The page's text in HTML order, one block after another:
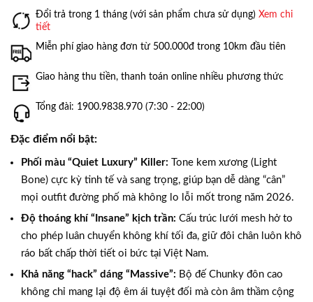
Đổi trả trong 1 tháng (với sản phẩm chưa sử dụng) Xem chi
tiết
Miễn phí giao hàng đơn từ 500.000đ trong 10km đầu tiên
Giao hàng thu tiền, thanh toán online nhiều phương thức
Tổng đài: 1900.9838.970 (7:30 - 22:00)
Đặc điểm nổi bật:
Phối màu “Quiet Luxury” Killer: Tone kem xương (Light
Bone) cực kỳ tinh tế và sang trọng, giúp bạn dễ dàng “cân”
mọi outfit đường phố mà không lo lỗi mốt trong năm 2026.
Độ thoáng khí “Insane” kịch trần: Cấu trúc lưới mesh hở to
cho phép luân chuyển không khí tối đa, giữ đôi chân luôn khô
ráo bất chấp thời tiết oi bức tại Việt Nam.
Khả năng “hack” dáng “Massive”: Bộ đế Chunky đôn cao
không chỉ mang lại độ êm ái tuyệt đối mà còn âm thầm cộng